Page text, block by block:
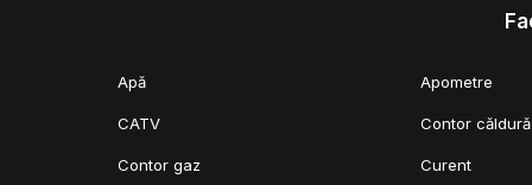
Apă Apometre
CATV Contor căldură
Contor gaz Curent